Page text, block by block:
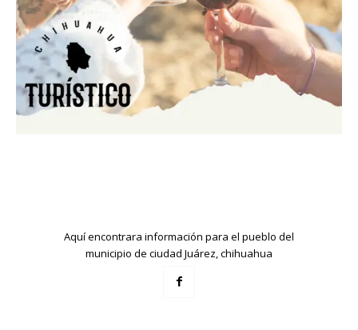
Aquí encontrara información para el pueblo del
municipio de ciudad Juárez, chihuahua